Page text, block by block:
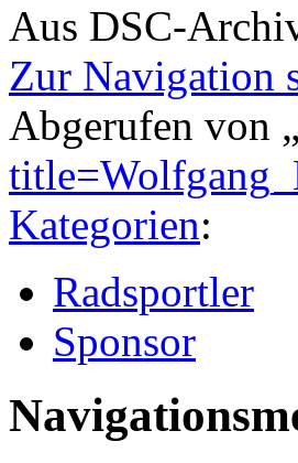
Aus DSC-
Zur Navigation
Abgerufen von „
Kategorien:
Radsportler
Sponsor